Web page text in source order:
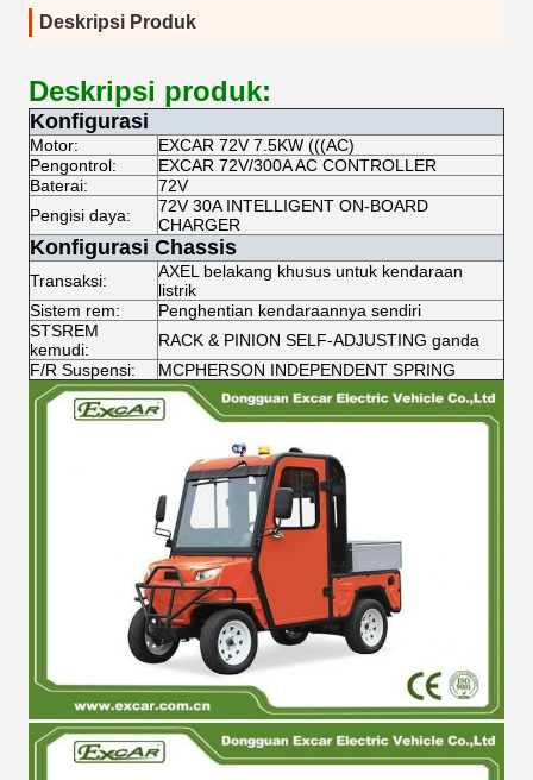
Deskripsi Produk
Deskripsi produk:
Konfigurasi
Motor:
EXCAR 72V 7.5KW (((AC)
Pengontrol:
EXCAR 72V/300A AC CONTROLLER
Baterai:
72V
Pengisi daya:
72V 30A INTELLIGENT ON-BOARD
CHARGER
Konfigurasi Chassis
Transaksi:
AXEL belakang khusus untuk kendaraan
listrik
Sistem rem:
Penghentian kendaraannya sendiri
STSREM
kemudi:
RACK & PINION SELF-ADJUSTING ganda
F/R Suspensi:
MCPHERSON INDEPENDENT SPRING